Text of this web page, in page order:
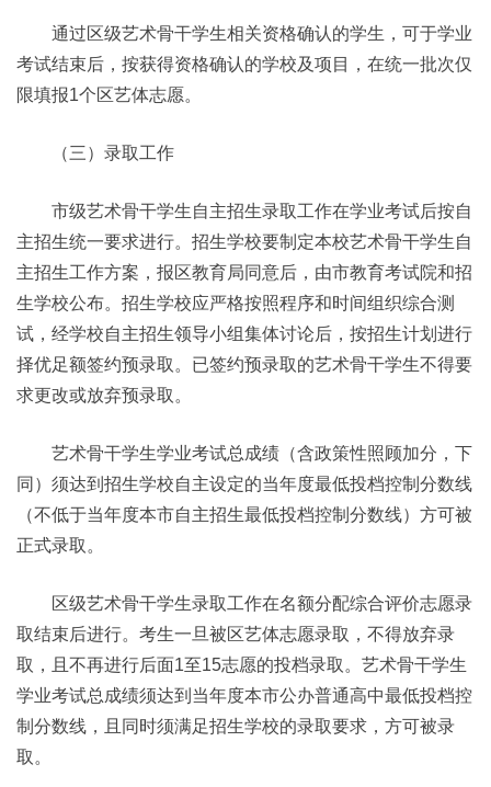
通过区级艺术骨干学生相关资格确认的学生，可于学业
考试结束后，按获得资格确认的学校及项目，在统一批次仅
限填报1个区艺体志愿。
（三）录取工作
市级艺术骨干学生自主招生录取工作在学业考试后按自
主招生统一要求进行。招生学校要制定本校艺术骨干学生自
主招生工作方案，报区教育局同意后，由市教育考试院和招
生学校公布。招生学校应严格按照程序和时间组织综合测
试，经学校自主招生领导小组集体讨论后，按招生计划进行
择优足额签约预录取。已签约预录取的艺术骨干学生不得要
求更改或放弃预录取。
艺术骨干学生学业考试总成绩（含政策性照顾加分，下
同）须达到招生学校自主设定的当年度最低投档控制分数线
（不低于当年度本市自主招生最低投档控制分数线）方可被
正式录取。
区级艺术骨干学生录取工作在名额分配综合评价志愿录
取结束后进行。考生一旦被区艺体志愿录取，不得放弃录
取，且不再进行后面1至15志愿的投档录取。艺术骨干学生
学业考试总成绩须达到当年度本市公办普通高中最低投档控
制分数线，且同时须满足招生学校的录取要求，方可被录
取。